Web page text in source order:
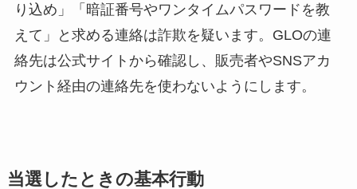
り込め」「暗証番号やワンタイムパスワードを教
えて」と求める連絡は詐欺を疑います。GLOの連
絡先は公式サイトから確認し、販売者やSNSアカ
ウント経由の連絡先を使わないようにします。
当選したときの基本行動